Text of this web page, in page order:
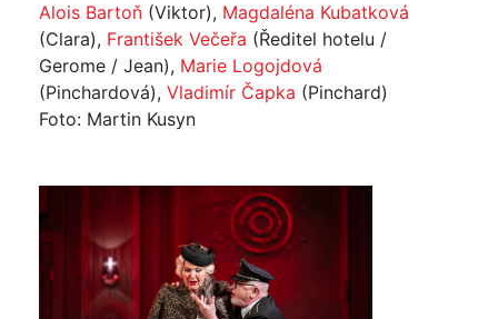
Alois Bartoň (Viktor), Magdaléna Kubatková
(Clara), František Večeřa (Ředitel hotelu /
Gerome / Jean), Marie Logojdová
(Pinchardová), Vladimír Čapka (Pinchard)
Foto: Martin Kusyn